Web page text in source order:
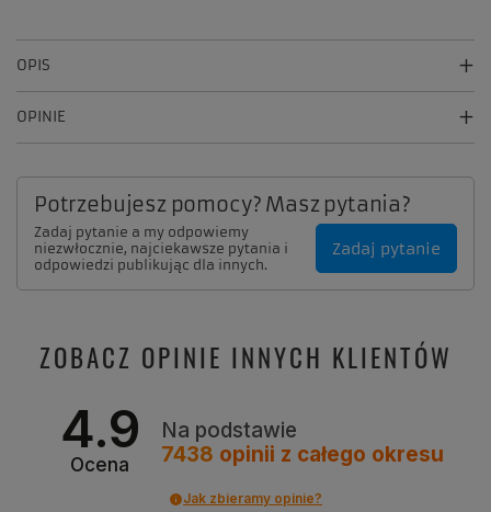
OPIS
OPINIE
Potrzebujesz pomocy? Masz pytania?
Zadaj pytanie a my odpowiemy
niezwłocznie, najciekawsze pytania i
odpowiedzi publikując dla innych.
Zadaj pytanie
ZOBACZ OPINIE INNYCH KLIENTÓW
4.9
Ocena
Na podstawie
7438 opinii z całego okresu
Jak zbieramy opinie?